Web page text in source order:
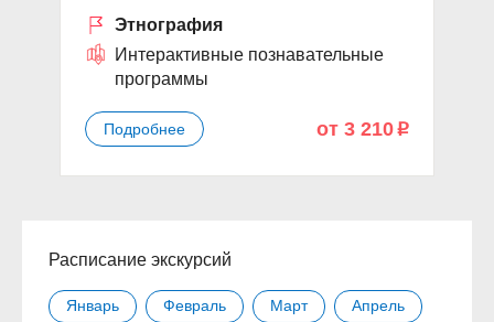
Этнография
Интерактивные познавательные
программы
Подробнее от 3 210 p
Расписание экскурсий
Январь Февраль Март Апрель